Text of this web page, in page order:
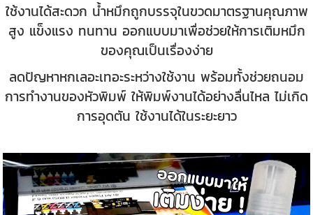
ใช้งานได้สะดวก น้ำหมึกถูกบรรจุในขวดมาตรฐานคุณภาพ
สูง แข็งแรง ทนทาน ออกแบบมาเพื่อช่วยให้การเติมหมึก
ของคุณเป็นเรื่องง่าย
ลดปัญหาหกเลอะเทอะระหว่างใช้งาน พร้อมทั้งช่วยถนอม
การทำงานของหัวพิมพ์ ให้พิมพ์งานได้อย่างลื่นไหล ไม่เกิด
การอุดตัน ใช้งานได้ในระยะยาว